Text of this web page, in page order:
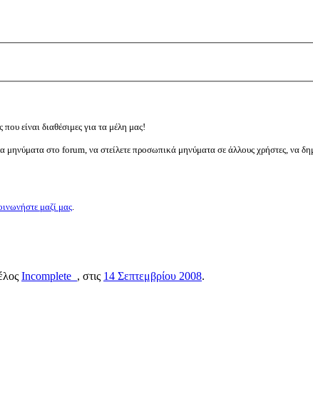
είναι διαθέσιμες για τα μέλη μας!
μηνύματα στο forum, να στείλετε προσωπικά μηνύματα σε άλλους χρήστες,
μαζί μας.
Incomplete_ , στις 14 Σεπτεμβρίου 2008.